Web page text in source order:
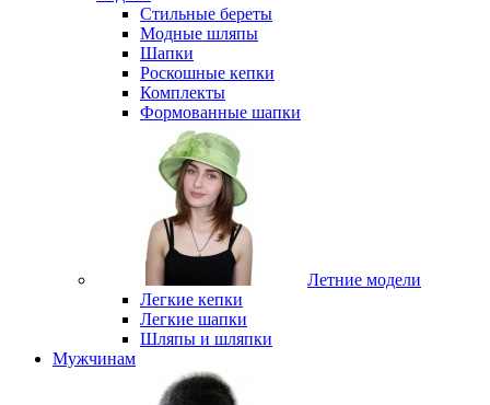
Стильные береты
Модные шляпы
Шапки
Роскошные кепки
Комплекты
Формованные шапки
Летние модели
Легкие кепки
Легкие шапки
Шляпы и шляпки
Мужчинам